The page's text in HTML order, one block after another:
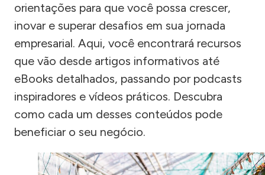
orientações para que você possa crescer,
inovar e superar desafios em sua jornada
empresarial. Aqui, você encontrará recursos
que vão desde artigos informativos até
eBooks detalhados, passando por podcasts
inspiradores e vídeos práticos. Descubra
como cada um desses conteúdos pode
beneficiar o seu negócio.